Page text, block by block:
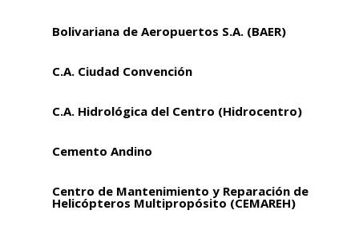
Bolivariana de Aeropuertos S.A. (BAER)
C.A. Ciudad Convención
C.A. Hidrológica del Centro (Hidrocentro)
Cemento Andino
Centro de Mantenimiento y Reparación de
Helicópteros Multipropósito (CEMAREH)